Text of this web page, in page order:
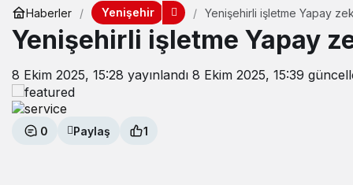
Haberler Yenişehir Yenişehirli işletme Yapay
Yenişehirli işletme Yapay
8 Ekim 2025, 15:28 yayınlandı 8 Ekim 2025, 15:39
0 Paylaş 1